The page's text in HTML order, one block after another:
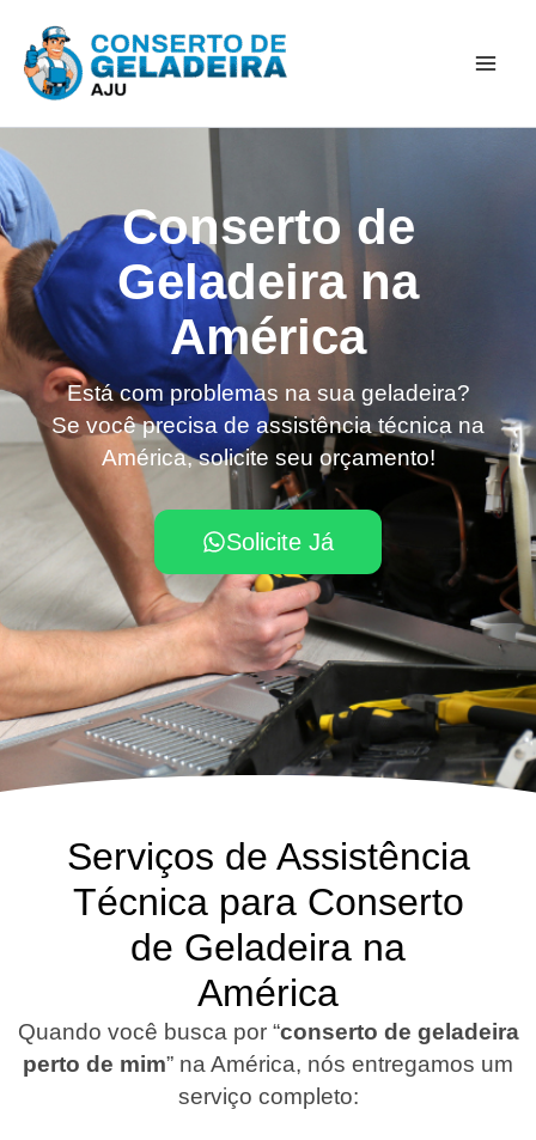
para
Conserto de
Geladeira na
América
Está com problemas na sua geladeira?
Se você precisa de assistência técnica na
América, solicite seu orçamento!
Solicite Já
Serviços de Assistência
Técnica para Conserto
de Geladeira na
América
Quando você busca por “conserto de geladeira
perto de mim” na América, nós entregamos um
serviço completo: